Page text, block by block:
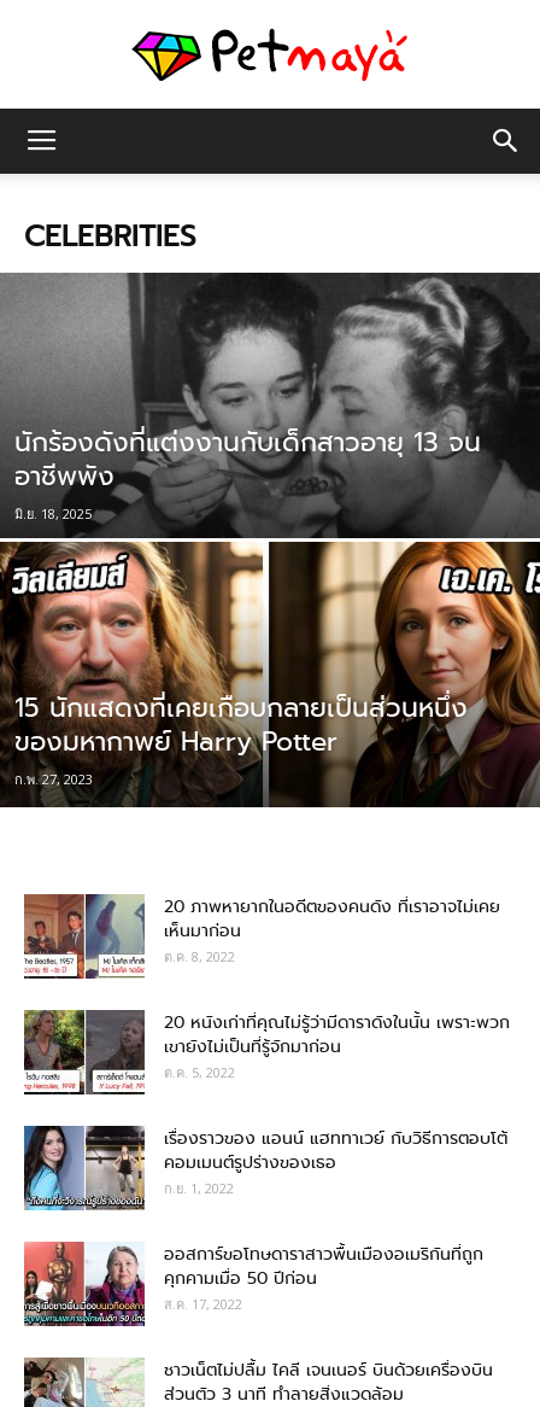
CELEBRITIES
นักร้องดังที่แต่งงานกับเด็กสาวอายุ 13 จน
อาชีพพัง
มิ.ย. 18, 2025
15 นักแสดงที่เคยเกือบกลายเป็นส่วนหนึ่ง
ของมหากาพย์ Harry Potter
ก.พ. 27, 2023
20 ภาพหายากในอดีตของคนดัง ที่เราอาจไม่เคย
เห็นมาก่อน
ต.ค. 8, 2022
20 หนังเก่าที่คุณไม่รู้ว่ามีดาราดังในนั้น เพราะพวก
เขายังไม่เป็นที่รู้จักมาก่อน
ต.ค. 5, 2022
เรื่องราวของ แอนน์ แฮททาเวย์ กับวิธีการตอบโต้
คอมเมนต์รูปร่างของเธอ
ก.ย. 1, 2022
ออสการ์ขอโทษดาราสาวพื้นเมืองอเมริกันที่ถูก
คุกคามเมื่อ 50 ปีก่อน
ส.ค. 17, 2022
ชาวเน็ตไม่ปลื้ม ไคลี เจนเนอร์ บินด้วยเครื่องบิน
ส่วนตัว 3 นาที ทำลายสิ่งแวดล้อม